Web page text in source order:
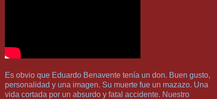
Es obvio que Eduardo Benavente tenía un don. Buen gusto,
personalidad y una imagen. Su muerte fue un mazazo. Una
vida cortada por un absurdo y fatal accidente. Nuestro